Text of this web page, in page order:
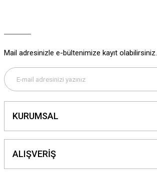
Mail adresinizle e-bültenimize kayıt olabilirsiniz.
KURUMSAL
ALIŞVERİŞ